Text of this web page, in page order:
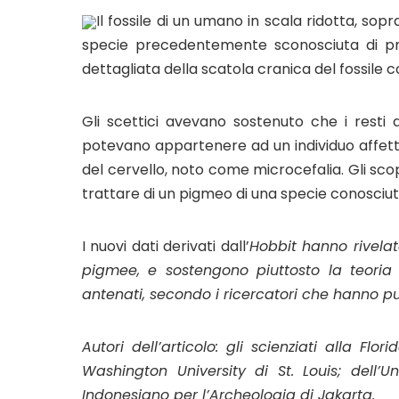
Il fossile di un umano in scala ridotta,
specie precedentemente sconosciuta di
dettagliata della scatola cranica del fossile
Gli scettici avevano sostenuto che i resti
potevano appartenere ad un individuo
del cervello, noto come microcefalia. Gli
trattare di un pigmeo di una specie
I nuovi dati derivati dall’Hobbit hanno
pigmee, e sostengono piuttosto la
antenati, secondo i ricercatori che hanno
Autori dell’articolo: gli scienziati alla
Washington University di St. Louis;